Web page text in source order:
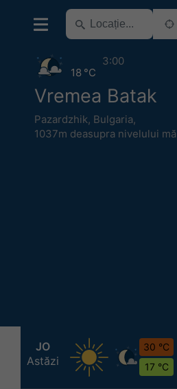
Vremea Batak
Pazardzhik, Bulgaria,
1037m deasupra nivelului
18 °C
3:00
JO
Astăzi
30 °C
17 °C